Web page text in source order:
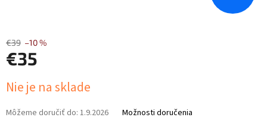
€39 –10 %
€35
cena:
Nie je na sklade
Môžeme doručiť do: 1.9.2026 Možnosti doručenia